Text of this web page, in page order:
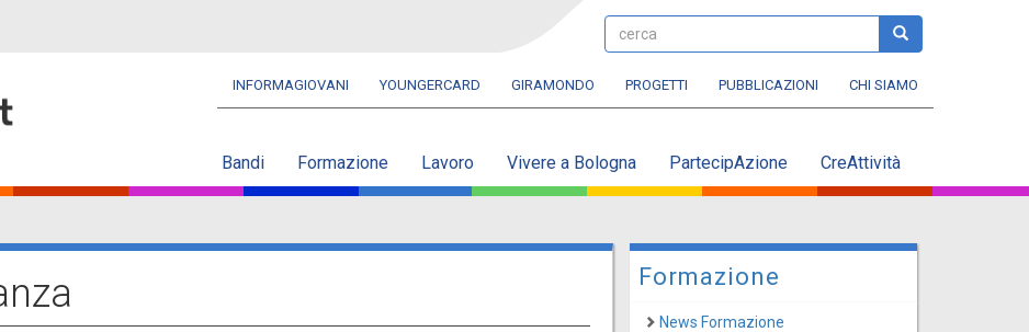
cerca cerca
Navbar
INFORMAGIOVANI YOUNGERCARD GIRAMONDO PROGETTI PUBBLICAZIONI CHI SIAMO
Bandi Formazione Lavoro Vivere a Bologna PartecipAzione CreAttività
Formazione
News Formazione